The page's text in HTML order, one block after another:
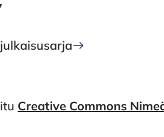
Creative Commons